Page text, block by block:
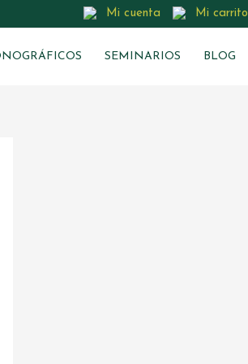
Mi cuenta Mi carrito
SEMINARIOS BLOG